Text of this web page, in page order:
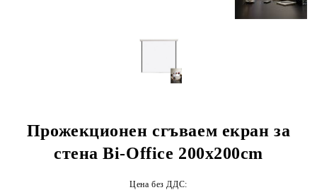
Прожекционен сгъваем екран за
стена Bi-Office 200х200cm
Цена без ДДС: